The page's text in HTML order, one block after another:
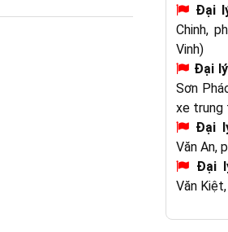
Đại
Chinh,
Vinh)
Đại
Sơn
xe trung
Đại
Văn An,
Đại
Văn